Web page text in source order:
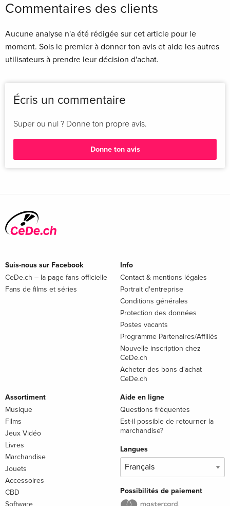
Commentaires des clients
Aucune analyse n'a été rédigée sur cet article pour le
moment. Sois le premier à donner ton avis et aide les autres
utilisateurs à prendre leur décision d'achat.
Écris un commentaire
Super ou nul ? Donne ton propre avis.
Donne ton avis
Suis-nous sur Facebook
CeDe.ch – la page fans officielle
Fans de films et séries
Info
Contact & mentions légales
Portrait d'entreprise
Conditions générales
Protection des données
Postes vacants
Programme Partenaires/Affiliés
Nouvelle inscription chez
CeDe.ch
Acheter des bons d'achat
CeDe.ch
Assortiment
Musique
Films
Jeux Vidéo
Livres
Marchandise
Jouets
Accessoires
CBD
Software
Aide en ligne
Questions fréquentes
Est-il possible de retourner la
marchandise?
Langues
Possibilités de paiement